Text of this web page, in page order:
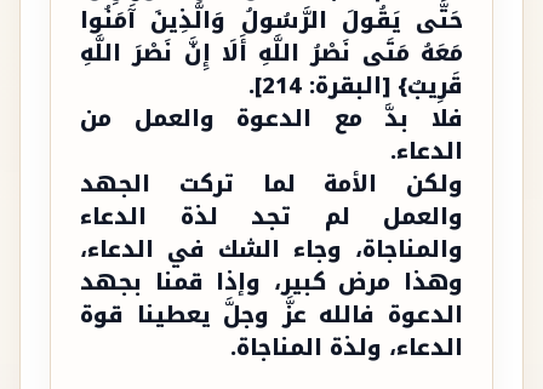
حَتَّى يَقُولَ الرَّسُولُ وَالَّذِينَ آَمَنُوا
مَعَهُ مَتَى نَصْرُ اللَّهِ أَلَا إِنَّ نَصْرَ اللَّهِ
قَرِيبٌ} [البقرة: 214].
فلا بدَّ مع الدعوة والعمل من
الدعاء.
ولكن الأمة لما تركت الجهد
والعمل لم تجد لذة الدعاء
والمناجاة، وجاء الشك في الدعاء،
وهذا مرض كبير، وإذا قمنا بجهد
الدعوة فالله عزَّ وجلَّ يعطينا قوة
الدعاء، ولذة المناجاة.